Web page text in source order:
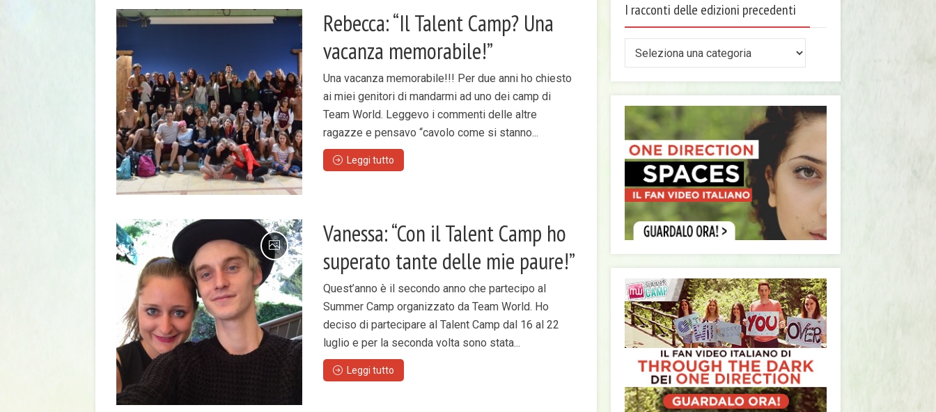
Rebecca: “Il Talent Camp? Una
vacanza memorabile!”
Una vacanza memorabile!!! Per due anni ho chiesto
ai miei genitori di mandarmi ad uno dei camp di
Team World. Leggevo i commenti delle altre
ragazze e pensavo “cavolo come si stanno...
Leggi tutto
Vanessa: “Con il Talent Camp ho
superato tante delle mie paure!”
Quest’anno è il secondo anno che partecipo al
Summer Camp organizzato da Team World. Ho
deciso di partecipare al Talent Camp dal 16 al 22
luglio e per la seconda volta sono stata...
Leggi tutto
I racconti delle edizioni precedenti
delle
edizioni
precedenti